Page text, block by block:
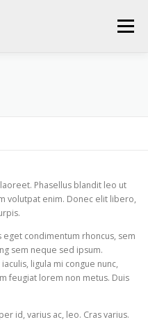
Menu
Phasellus blandit leo ut
volutpat enim. Donec elit libero,
eget condimentum rhoncus, sem
sem neque sed ipsum.
ligula mi congue nunc,
feugiat lorem non metus. Duis
id, varius ac, leo. Cras varius.